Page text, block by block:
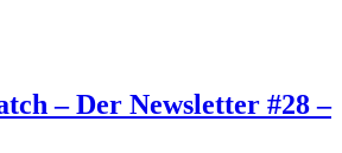
– Der Newsletter #28 –